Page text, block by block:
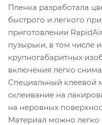
Пленка разработала
быстрого и легкого
приготовлении
пузырьки, в том числе
крупногабаритных
включения легко
Специальный клеевой
склеивание на
на неровных
Материал можно